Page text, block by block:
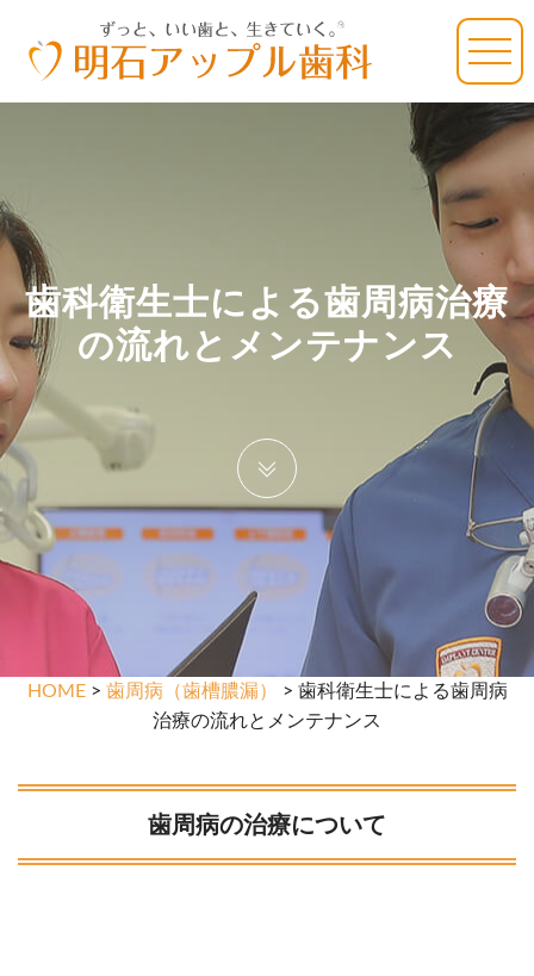
歯科衛生士による歯周病治療
の流れとメンテナンス
HOME> 歯周病（歯槽膿漏）
> 歯科衛生士による歯周病
治療の流れとメンテナンス
歯周病の治療について